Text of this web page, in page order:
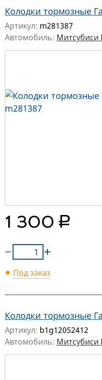
Колодки тормозные
Артикул: m281387
Автомобиль: Митсубиси
1 300 руб.
Под заказ
Колодки тормозные
Артикул: b1g12052412
Автомобиль: Митсубиси